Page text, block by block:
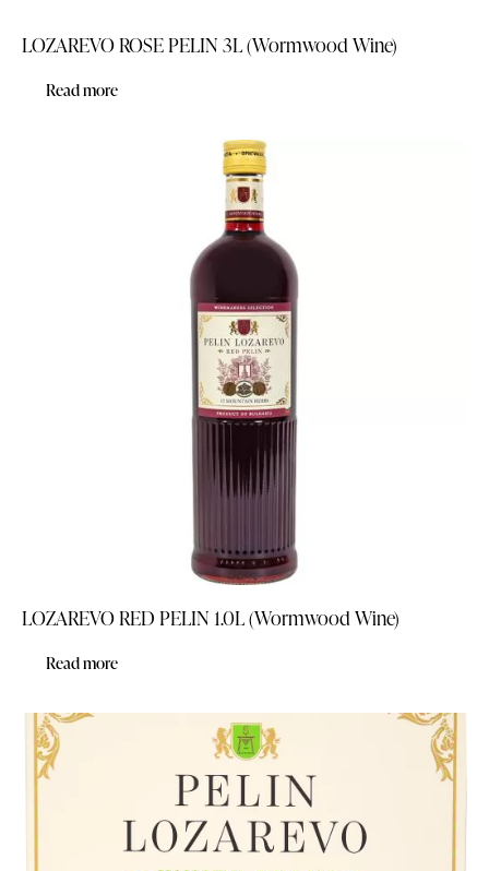
LOZAREVO ROSE PELIN 3L (Wormwood Wine)
Read more
LOZAREVO RED PELIN 1.0L (Wormwood Wine)
Read more